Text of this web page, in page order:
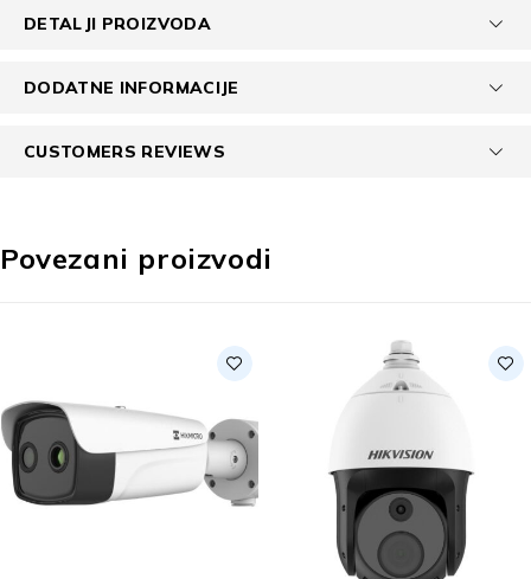
DETALJI PROIZVODA
DODATNE INFORMACIJE
CUSTOMERS REVIEWS
Povezani proizvodi